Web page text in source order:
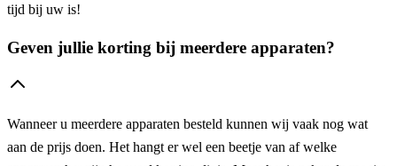
tijd bij uw is!
Geven jullie korting bij meerdere apparaten?
Wanneer u meerdere apparaten besteld kunnen wij vaak nog wat
aan de prijs doen. Het hangt er wel een beetje van af welke